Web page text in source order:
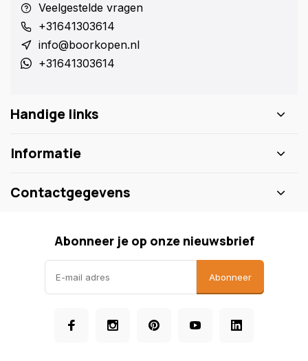
Veelgestelde vragen
+31641303614
info@boorkopen.nl
+31641303614
Handige links
Informatie
Contactgegevens
Abonneer je op onze nieuwsbrief
Abonneer